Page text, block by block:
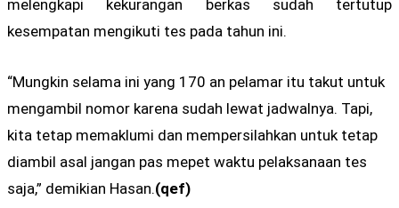
melengkapi kekurangan berkas sudah tertutup
kesempatan mengikuti tes pada tahun ini.
“Mungkin selama ini yang 170 an pelamar itu takut untuk
mengambil nomor karena sudah lewat jadwalnya. Tapi,
kita tetap memaklumi dan mempersilahkan untuk tetap
diambil asal jangan pas mepet waktu pelaksanaan tes
saja,” demikian Hasan.(qef)